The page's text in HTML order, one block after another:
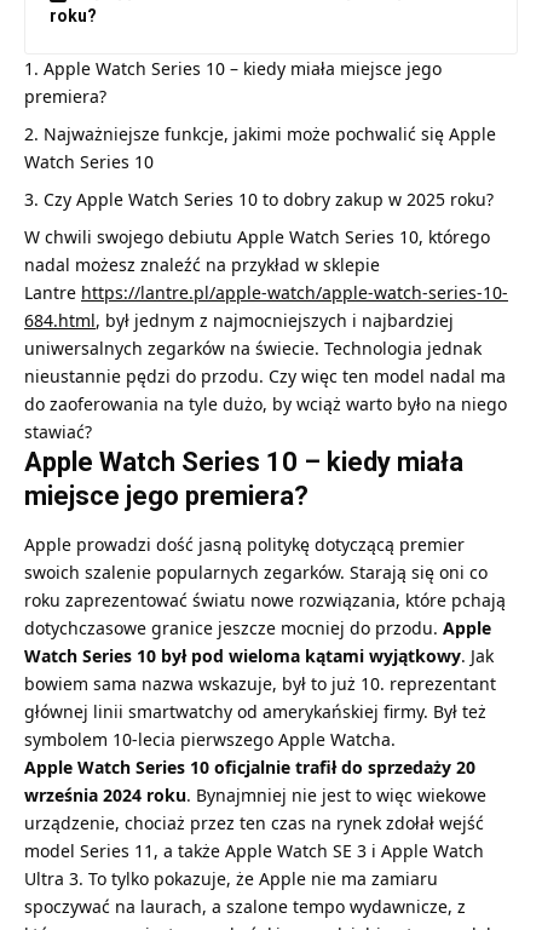
roku?
Apple Watch Series 10 – kiedy miała miejsce jego
premiera?
Najważniejsze funkcje, jakimi może pochwalić się Apple
Watch Series 10
Czy Apple Watch Series 10 to dobry zakup w 2025 roku?
W chwili swojego debiutu Apple Watch Series 10, którego
nadal możesz znaleźć na przykład w sklepie
Lantre https://lantre.pl/apple-watch/apple-watch-series-10-
684.html, był jednym z najmocniejszych i najbardziej
uniwersalnych zegarków na świecie. Technologia jednak
nieustannie pędzi do przodu. Czy więc ten model nadal ma
do zaoferowania na tyle dużo, by wciąż warto było na niego
stawiać?
Apple Watch Series 10 – kiedy miała
miejsce jego premiera?
Apple prowadzi dość jasną politykę dotyczącą premier
swoich szalenie popularnych zegarków. Starają się oni co
roku zaprezentować światu nowe rozwiązania, które pchają
dotychczasowe granice jeszcze mocniej do przodu. Apple
Watch Series 10 był pod wieloma kątami wyjątkowy. Jak
bowiem sama nazwa wskazuje, był to już 10. reprezentant
głównej linii smartwatchy od amerykańskiej firmy. Był też
symbolem 10-lecia pierwszego Apple Watcha.
Apple Watch Series 10 oficjalnie trafił do sprzedaży 20
września 2024 roku. Bynajmniej nie jest to więc wiekowe
urządzenie, chociaż przez ten czas na rynek zdołał wejść
model Series 11, a także Apple Watch SE 3 i Apple Watch
Ultra 3. To tylko pokazuje, że Apple nie ma zamiaru
spoczywać na laurach, a szalone tempo wydawnicze, z